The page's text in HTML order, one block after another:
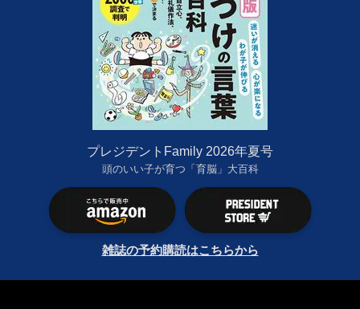
プレジデントFamily 2026年夏号
頭のいい子が育つ「育脳」大百科
雑誌の予約購読はこちらから